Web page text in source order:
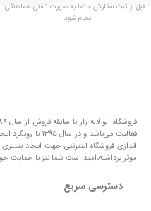
قبل از ثبت سفارش حتما به صورت تلفنی هماهنگی
انجام شود .
فعالیت می‌باشد و
اندازی فروشگاه اینترنتی جهت ایجاد
موثر برداشته،امید است شما نیز با حمایت
دسترسی سریع